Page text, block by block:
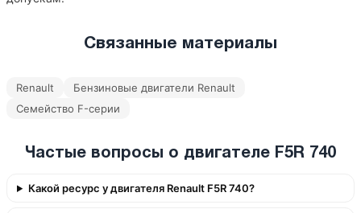
Связанные материалы
Renault
Бензиновые двигатели Renault
Семейство F-серии
Частые вопросы о двигателе F5R 740
Какой ресурс у двигателя Renault F5R 740?